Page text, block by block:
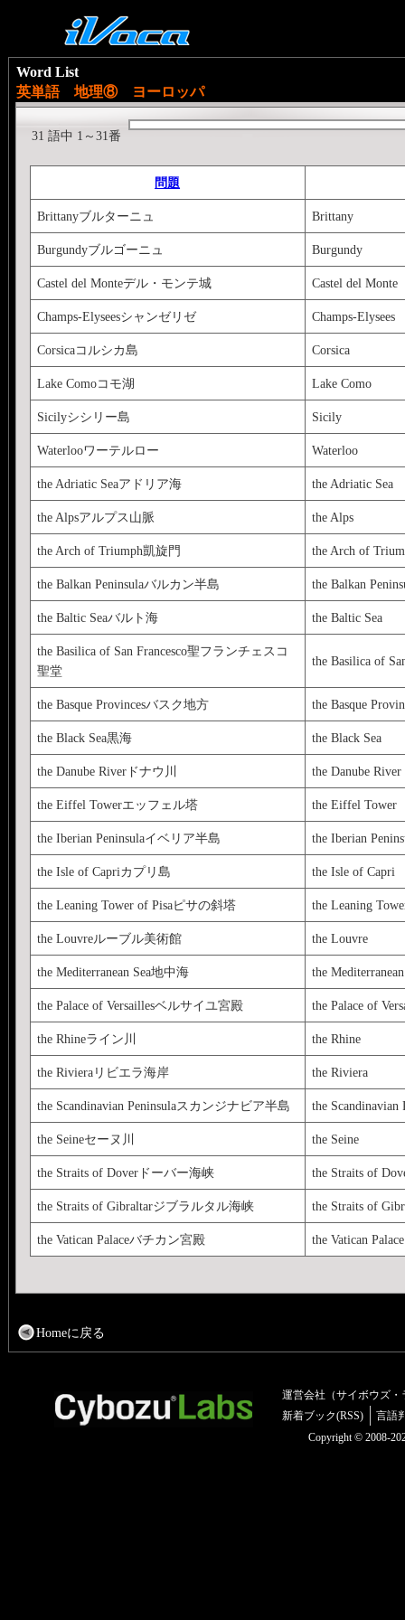
Word List
英単語 地理⑧ ヨーロッパ
31 語中 1～31番
問題
Brittanyブルターニュ Brittany
Burgundyブルゴーニュ Burgundy
Castel del Monteデル・モンテ城 Castel del Monte
Champs-Elyseesシャンゼリゼ Champs-Elysees
Corsicaコルシカ島 Corsica
Lake Comoコモ湖 Lake Como
Sicilyシシリー島 Sicily
Waterlooワーテルロー Waterloo
the Adriatic Seaアドリア海 the Adriatic Sea
the Alpsアルプス山脈 the Alps
the Arch of Triumph凱旋門 the Arch of
the Balkan Peninsulaバルカン半島 the Balkan
the Baltic Seaバルト海 the Baltic Sea
the Basilica of San Francesco聖フランチェスコ
聖堂
the Basilica of
the Basque Provincesバスク地方 the Basque
the Black Sea黒海 the Black Sea
the Danube Riverドナウ川 the Danube River
the Eiffel Towerエッフェル塔 the Eiffel Tower
the Iberian Peninsulaイベリア半島 the Iberian
the Isle of Capriカプリ島 the Isle of Capri
the Leaning Tower of Pisaピサの斜塔 the Leaning
the Louvreルーブル美術館 the Louvre
the Mediterranean Sea地中海 the
the Palace of Versaillesベルサイユ宮殿 the Palace of
the Rhineライン川 the Rhine
the Rivieraリビエラ海岸 the Riviera
the Scandinavian Peninsulaスカンジナビア半島 the Scandinavian
the Seineセーヌ川 the Seine
the Straits of Doverドーバー海峡 the Straits of
the Straits of Gibraltarジブラルタル海峡 the Straits of
the Vatican Palaceバチカン宮殿 the Vatican Palace
Homeに戻る
運営会社（サイボウズ・
新着ブック(RSS)
言語
Copyright © 2008-